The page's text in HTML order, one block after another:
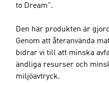
to Dream".
Den här produkten är
Genom att återanvända
bidrar vi till att minska
ändliga resurser och
miljöavtryck.